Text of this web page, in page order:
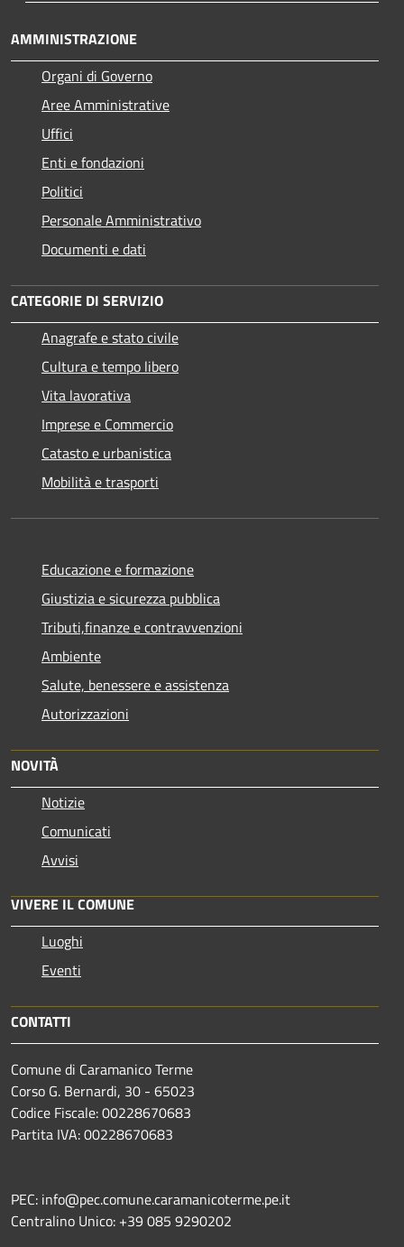
AMMINISTRAZIONE
Organi di Governo
Aree Amministrative
Uffici
Enti e fondazioni
Politici
Personale Amministrativo
Documenti e dati
CATEGORIE DI SERVIZIO
Anagrafe e stato civile
Cultura e tempo libero
Vita lavorativa
Imprese e Commercio
Catasto e urbanistica
Mobilità e trasporti
Educazione e formazione
Giustizia e sicurezza pubblica
Tributi,finanze e contravvenzioni
Ambiente
Salute, benessere e assistenza
Autorizzazioni
NOVITÀ
Notizie
Comunicati
Avvisi
VIVERE IL COMUNE
Luoghi
Eventi
CONTATTI
Comune di Caramanico Terme
Corso G. Bernardi, 30 - 65023
Codice Fiscale: 00228670683
Partita IVA: 00228670683
PEC: info@pec.comune.caramanicoterme.pe.it
Centralino Unico: +39 085 9290202